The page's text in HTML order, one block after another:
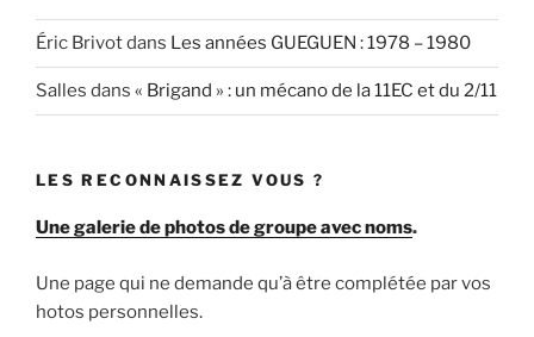
Éric Brivotdans Les années GUEGUEN : 1978 – 1980
Salles dans « Brigand » : un mécano de la 11EC et du 2/11
LES RECONNAISSEZ VOUS ?
Une galerie de photos de groupe avec noms.
Une page qui ne demande qu’à être complétée par vos
hotos personnelles.